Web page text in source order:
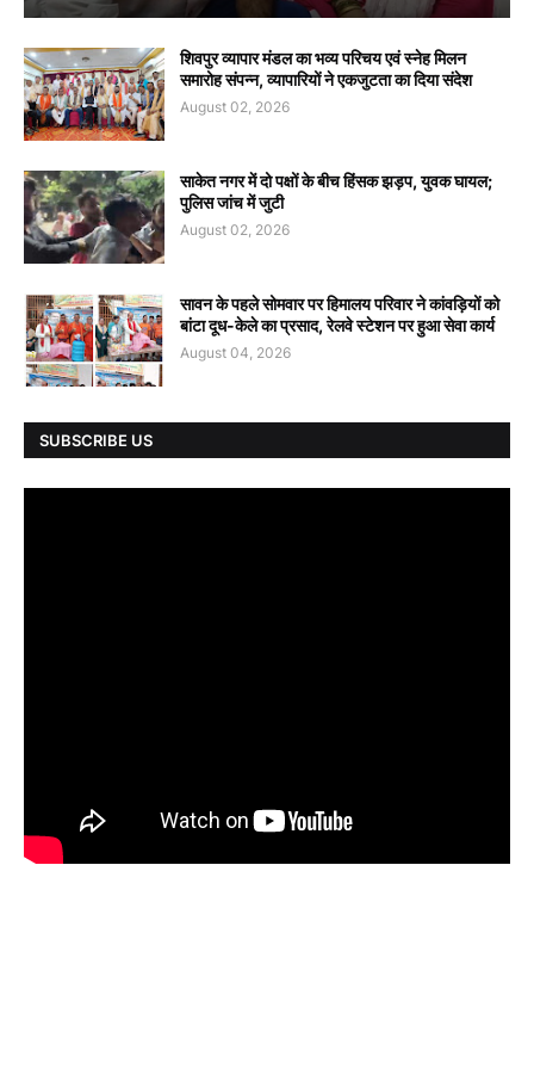
शिवपुर व्यापार मंडल का भव्य परिचय एवं स्नेह मिलन
समारोह संपन्न, व्यापारियों ने एकजुटता का दिया संदेश
August 02, 2026
साकेत नगर में दो पक्षों के बीच हिंसक झड़प, युवक घायल;
पुलिस जांच में जुटी
August 02, 2026
सावन के पहले सोमवार पर हिमालय परिवार ने कांवड़ियों को
बांटा दूध-केले का प्रसाद, रेलवे स्टेशन पर हुआ सेवा कार्य
August 04, 2026
SUBSCRIBE US